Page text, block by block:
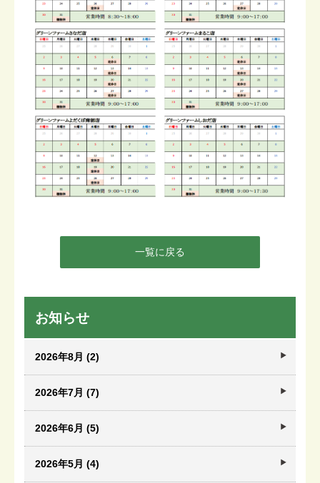
一覧に戻る
お知らせ
2026年8月 (2)
2026年7月 (7)
2026年6月 (5)
2026年5月 (4)